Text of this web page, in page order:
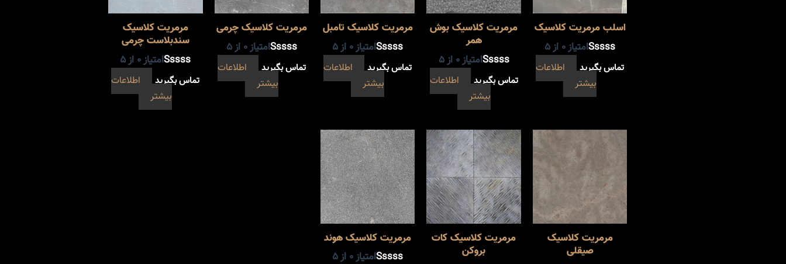
اسلب مرمریت کلاسیک
امتیاز0 از 5
تماس بگیرید
اطلاعات
بیشتر
مرمریت کلاسیک بوش
همر
امتیاز0 از 5
تماس بگیرید
اطلاعات
بیشتر
مرمریت کلاسیک تامبل
امتیاز0 از 5
تماس بگیرید
اطلاعات
بیشتر
مرمریت کلاسیک چرمی
امتیاز0 از 5
تماس بگیرید
اطلاعات
بیشتر
مرمریت کلاسیک
سندبلاست چرمی
امتیاز0 از 5
تماس بگیرید
اطلاعات
بیشتر
مرمریت کلاسیک
صیقلی
مرمریت کلاسیک کات
بروکن
مرمریت کلاسیک هوند
امتیاز0 از 5